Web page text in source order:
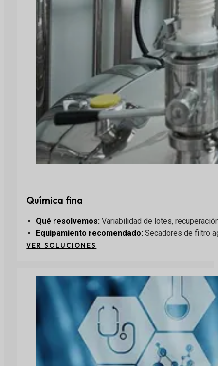
Química fina
Qué resolvemos: Variabilidad de lotes,
Equipamiento recomendado: Secadores de filtro
VER SOLUCIONES